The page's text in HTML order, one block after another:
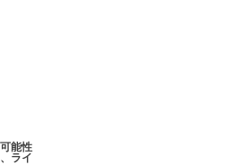
能性
ライ